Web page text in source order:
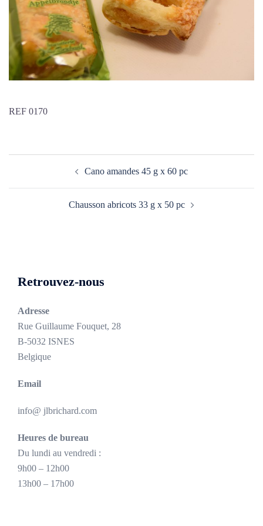
REF 0170
Cano amandes 45 g x 60 pc
Chausson abricots 33 g x 50 pc
Retrouvez-nous
Adresse
Rue Guillaume Fouquet, 28
B-5032 ISNES
Belgique
Email
info@ jlbrichard.com
Heures de bureau
Du lundi au vendredi :
9h00 – 12h00
13h00 – 17h00